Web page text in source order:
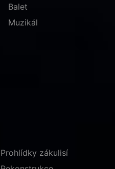
Balet
Muzikál
Prohlídky zákulisí